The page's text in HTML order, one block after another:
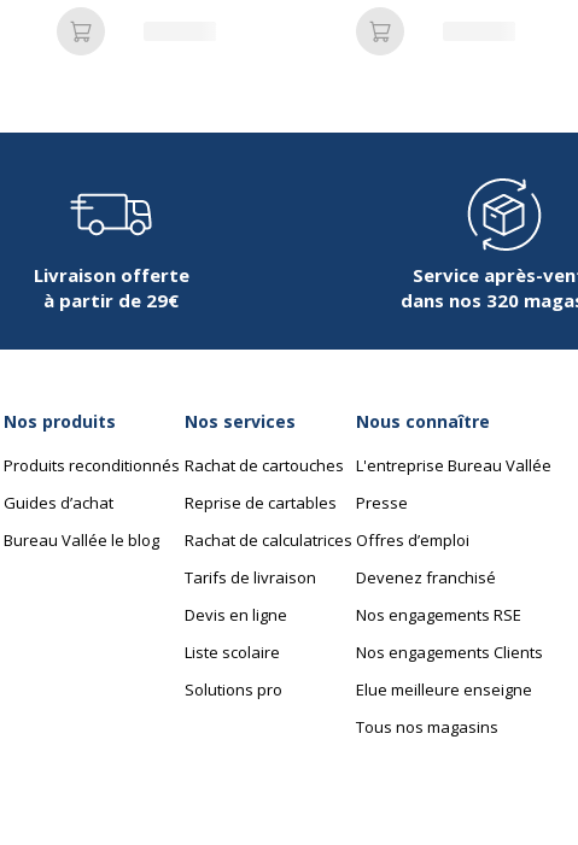
125 mm
Divers
Taille d'agrafe compatible
Ajouter au panier Ajouter au panier
Livraison offerte
à partir de 29€
Service après-
dans nos 320
Nos produits
Produits reconditionnés
Guides d’achat
Bureau Vallée le blog
Nos services
Rachat de cartouches
Reprise de cartables
Rachat de calculatrices
Tarifs de livraison
Devis en ligne
Liste scolaire
Solutions pro
Nous connaître
L'entreprise Bureau Vallée
Presse
Offres d’emploi
Devenez franchisé
Nos engagements RSE
Nos engagements Clients
Elue meilleure enseigne
Tous nos magasins